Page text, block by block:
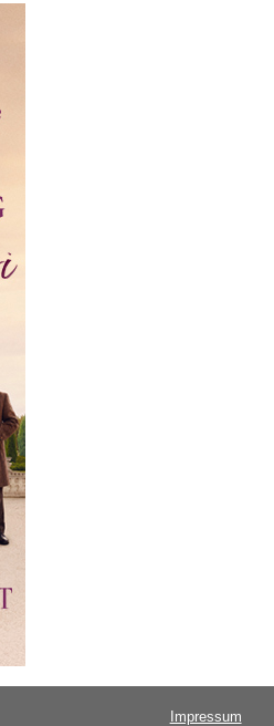
Impressum